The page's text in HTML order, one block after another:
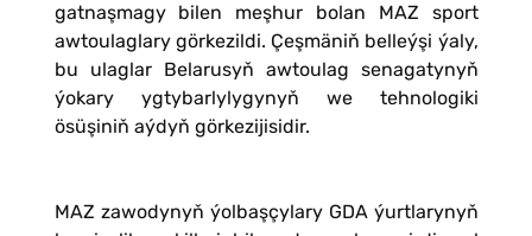
gatnaşmagy bilen meşhur bolan MAZ sport
awtoulaglary görkezildi. Çeşmäniň belleýşi ýaly,
bu ulaglar Belarusyň awtoulag senagatynyň
ýokary ygtybarlylygynyň we tehnologiki
ösüşiniň aýdyň görkezijisidir.
MAZ zawodynyň ýolbaşçylary GDA ýurtlarynyň